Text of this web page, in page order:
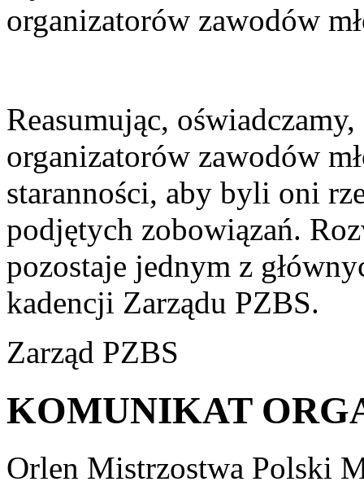
organizatorów zawodów
Reasumując,
organizatorów zawodów
staranności, aby byli oni
podjętych zobowiązań.
pozostaje jednym z
kadencji Zarządu PZBS.
Zarząd PZBS
KOMUNIKAT
Orlen Mistrzostwa Polski